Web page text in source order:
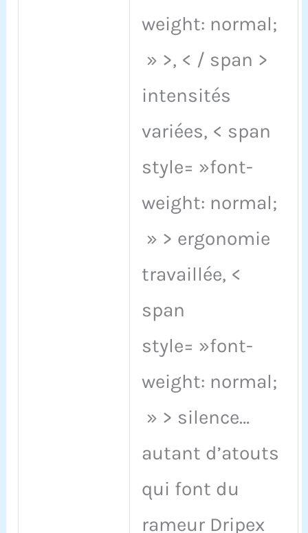
weight: normal;
» >, < / span >
intensités
variées, < span
style= »font-
weight: normal;
» > ergonomie
travaillée, <
span
style= »font-
weight: normal;
» > silence…
autant d’atouts
qui font du
rameur Dripex